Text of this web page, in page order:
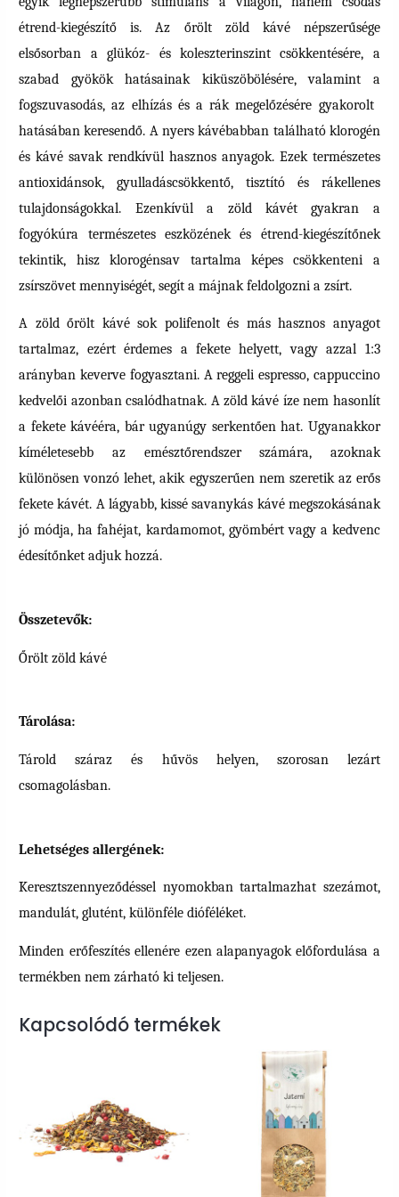
étrend-kiegészítő is. Az őrölt zöld kávé népszerűsége
elsősorban a glükóz- és koleszterinszint csökkentésére, a
szabad gyökök hatásainak kiküszöbölésére, valamint a
fogszuvasodás, az elhízás és a rák megelőzésére gyakorolt ​​
hatásában keresendő. A nyers kávébabban található klorogén
és kávé savak rendkívül hasznos anyagok. Ezek természetes
antioxidánsok, gyulladáscsökkentő, tisztító és rákellenes
tulajdonságokkal. Ezenkívül a zöld kávét gyakran a
fogyókúra természetes eszközének és étrend-kiegészítőnek
tekintik, hisz klorogénsav tartalma képes csökkenteni a
zsírszövet mennyiségét, segít a májnak feldolgozni a zsírt.
A zöld őrölt kávé sok polifenolt és más hasznos anyagot
tartalmaz, ezért érdemes a fekete helyett, vagy azzal 1:3
arányban keverve fogyasztani. A reggeli espresso, cappuccino
kedvelői azonban csalódhatnak. A zöld kávé íze nem hasonlít
a fekete kávééra, bár ugyanúgy serkentően hat. Ugyanakkor
kíméletesebb az emésztőrendszer számára, azoknak
különösen vonzó lehet, akik egyszerűen nem szeretik az erős
fekete kávét. A lágyabb, kissé savanykás kávé megszokásának
jó módja, ha fahéjat, kardamomot, gyömbért vagy a kedvenc
édesítőnket adjuk hozzá.
Összetevők:
Őrölt zöld kávé
Tárolása:
Tárold száraz és hűvös helyen, szorosan lezárt
csomagolásban.
Lehetséges allergének:
Keresztszennyeződéssel nyomokban tartalmazhat szezámot,
mandulát, glutént, különféle dióféléket.
Minden erőfeszítés ellenére ezen alapanyagok előfordulása a
termékben nem zárható ki teljesen.
Kapcsolódó termékek